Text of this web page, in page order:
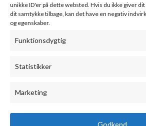
unikke ID'er på dette websted. Hvis du ikke giver
dit samtykke tilbage, kan det have en negativ
og egenskaber.
Funktionsdygtig
Statistikker
Marketing
Webudvikling
Leverandører
Sponsorater
Kontakt
Fortryd køb
Favoritliste